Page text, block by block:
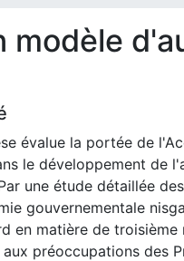
modèle
évalue la portée de
le développement de
une étude détaillée
gouvernementale
en matière de troisième
préoccupations des